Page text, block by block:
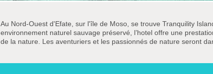
Au Nord-Ouest d'Efate, sur l'île de Moso, se trouve Tranquility
environnement naturel sauvage préservé, l’hotel offre une
de la nature. Les aventuriers et les passionnés de nature seront